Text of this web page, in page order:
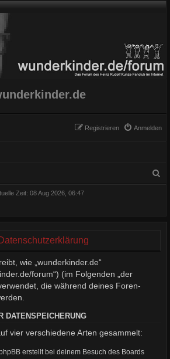
Anmelden
Registrieren
Zeit: 08 Aug 2026, 06:47
wie „wunderkinder.de“
forum“) (im Folgenden „der
die während deines Foren-
DATENSPEICHERUNG
vier verschiedene Arten gesammelt:
erstellt bei deinem Besuch des Boards